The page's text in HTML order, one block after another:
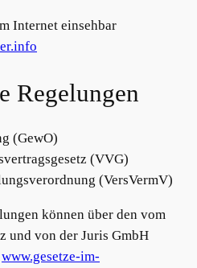
Internet einsehbar
Regelungen
(GewO)
(VVG)
(VersVermV)
können über den vom
und von der Juris GmbH
www.gesetze-im-